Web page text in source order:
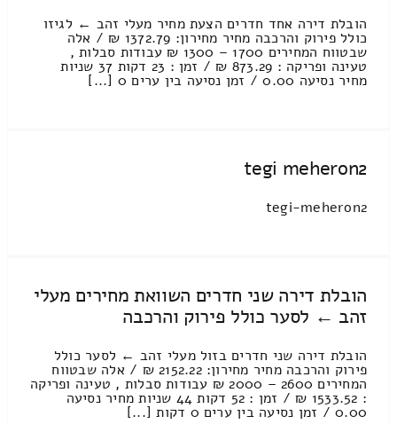
הובלת דירה אחד חדרים הצעת מחיר מעלי זהב ← לגיזו
כולל פירוק והרכבה מחיר מחירון: 1372.79 ₪ / אלה
שבטווח המחירים 1700 – 1300 ₪ עבודות סבלות ,
טעינה ופריקה : 873.29 ₪ / זמן : 23 דקות 37 שניות
מחיר נסיעה 0.00 / זמן נסיעה בין ערים 0 [...]
tegi meheron2
tegi-meheron2
הובלת דירה שני חדרים השוואת מחירים מעלי
זהב ← לסער כולל פירוק והרכבה
הובלת דירה שני חדרים בזול מעלי זהב ← לסער כולל
פירוק והרכבה מחיר מחירון: 2152.22 ₪ / אלה שבטווח
המחירים 2600 – 2000 ₪ עבודות סבלות , טעינה ופריקה
: 1533.52 ₪ / זמן : 52 דקות 44 שניות מחיר נסיעה
0.00 / זמן נסיעה בין ערים 0 דקות [...]